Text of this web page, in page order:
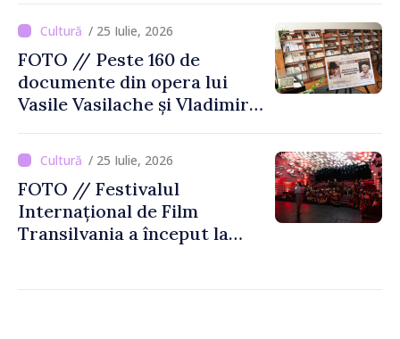
Moldovei
/ 25 Iulie, 2026
FOTO // Peste 160 de
documente din opera lui
Vasile Vasilache și Vladimir
Biblioteca Națională
/ 25 Iulie, 2026
FOTO // Festivalul
Internațional de Film
Transilvania a început la